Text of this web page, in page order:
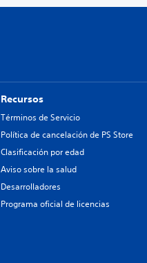
Recursos
Términos de Servicio
Política de cancelación de PS Store
Clasificación por edad
Aviso sobre la salud
Desarrolladores
Programa oficial de licencias